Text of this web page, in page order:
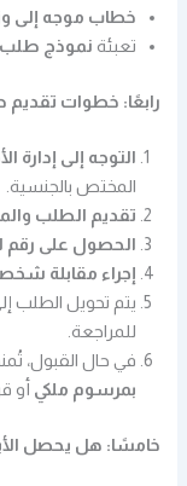
خطاب موجه إلى
تعبئة نموذج طلب
رابعًا: خطوات
التوجه إلى إدارة
المختص بالجنسية.
تقديم الطلب
الحصول على رقم
إجراء مقابلة
يتم تحويل الطلب
للمراجعة.
في حال القبول،
بمرسوم ملكي أو
خامسًا: هل يحصل